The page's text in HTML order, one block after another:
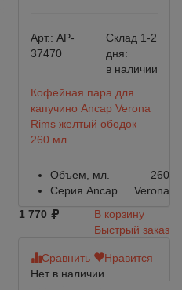
Арт.: AP-
37470
Склад 1-2
дня:
в наличии
Кофейная пара для
капучино Ancap Verona
Rims желтый ободок
260 мл.
Объем, мл.
260
Серия Ancap
Verona
1 770
В корзину
Быстрый заказ
Сравнить
Нравится
Нет в наличии